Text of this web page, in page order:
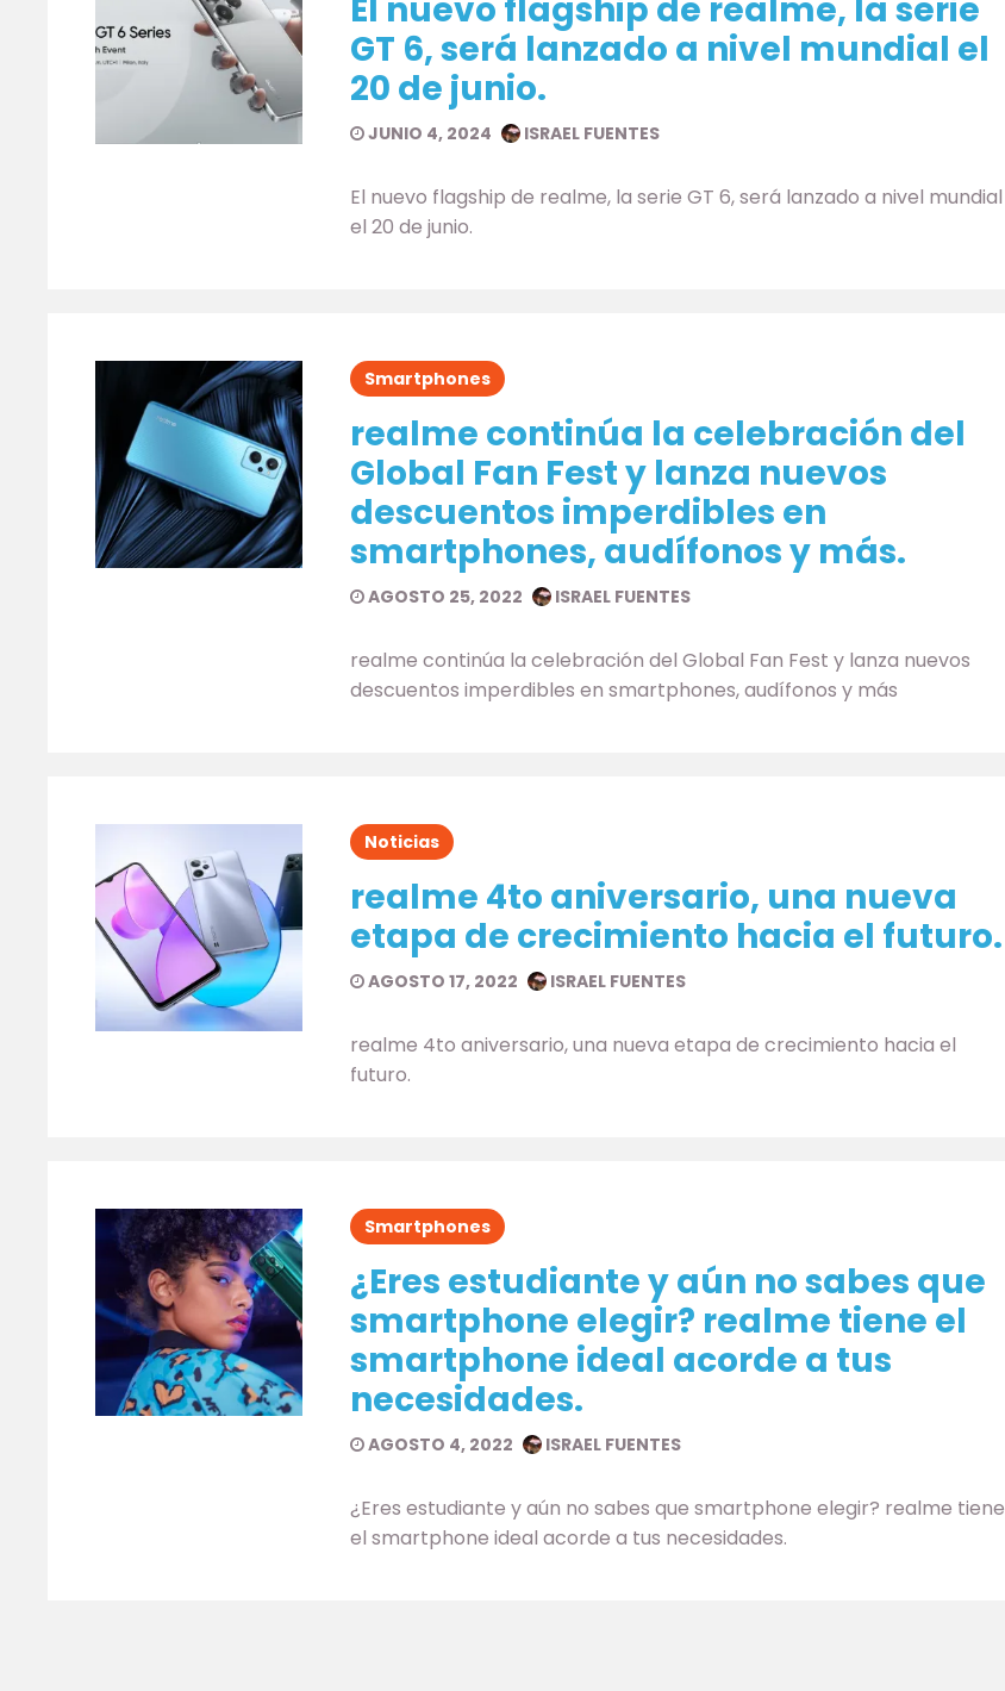
El nuevo flagship de realme, la serie
GT 6, será lanzado a nivel mundial el
20 de junio.
JUNIO 4, 2024 ISRAEL FUENTES
El nuevo flagship de realme, la serie GT 6, será lanzado a nivel mundial
el 20 de junio.
Smartphones
realme continúa la celebración del
Global Fan Fest y lanza nuevos
descuentos imperdibles en
smartphones, audífonos y más.
AGOSTO 25, 2022 ISRAEL FUENTES
realme continúa la celebración del Global Fan Fest y lanza nuevos
descuentos imperdibles en smartphones, audífonos y más
Noticias
realme 4to aniversario, una nueva
etapa de crecimiento hacia el futuro.
AGOSTO 17, 2022 ISRAEL FUENTES
realme 4to aniversario, una nueva etapa de crecimiento hacia el
futuro.
Smartphones
¿Eres estudiante y aún no sabes que
smartphone elegir? realme tiene el
smartphone ideal acorde a tus
necesidades.
AGOSTO 4, 2022 ISRAEL FUENTES
¿Eres estudiante y aún no sabes que smartphone elegir? realme tiene
el smartphone ideal acorde a tus necesidades.